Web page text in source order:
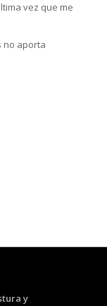
vez que me
no aporta
y